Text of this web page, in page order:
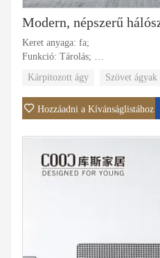
Keret anyaga: fa;
Funkció: Tárolás;
Huzat anyaga: szövet, bőr;
Konkrét felhasználás: Villa,
szoba.
Kárpitozott ágy Szövet ágyak
Hozzáadni a Kívánságlistához